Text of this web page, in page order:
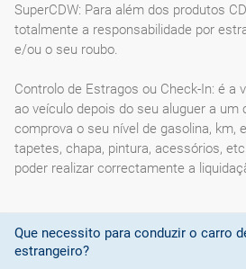
SuperCDW: Para além dos produtos
totalmente a responsabilidade por
e/ou o seu roubo.
Controlo de Estragos ou Check-In: é a
ao veículo depois do seu aluguer a um
comprova o seu nível de gasolina, km,
tapetes, chapa, pintura, acessórios,
poder realizar correctamente a
Que necessito para conduzir o carro
estrangeiro?